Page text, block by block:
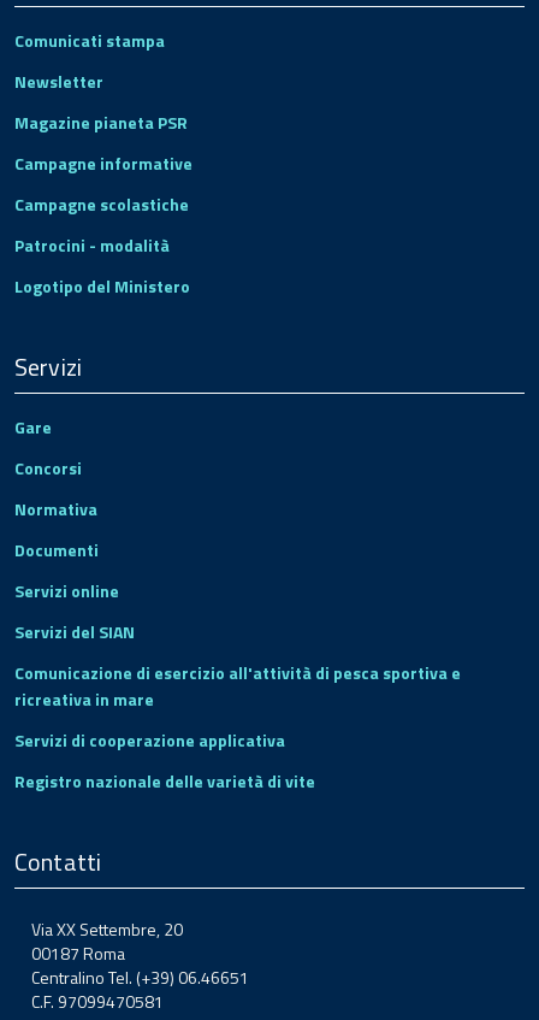
Comunicati stampa
Newsletter
Magazine pianeta PSR
Campagne informative
Campagne scolastiche
Patrocini - modalità
Logotipo del Ministero
Servizi
Gare
Concorsi
Normativa
Documenti
Servizi online
Servizi del SIAN
Comunicazione di esercizio all'attività di pesca sportiva e
ricreativa in mare
Servizi di cooperazione applicativa
Registro nazionale delle varietà di vite
Contatti
Via XX Settembre, 20
00187 Roma
Centralino Tel. (+39) 06.46651
C.F. 97099470581